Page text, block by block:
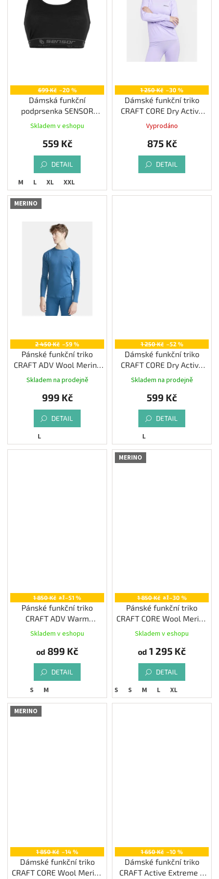
Přihlášení
699 Kč –20 %
Dámská funkční
podprsenka SENSOR
MERINO ACTIVE, černá
Skladem v eshopu
559 Kč
DETAIL
M L XL XXL
1 250 Kč –30 %
Dámské funkční triko
CRAFT CORE Dry Active
Comfort LS, fialová
Vyprodáno
875 Kč
DETAIL
MERINO
2 450 Kč –59 %
Pánské funkční triko
CRAFT ADV Wool Merino
RN LS, modrá
Skladem na prodejně
999 Kč
DETAIL
L
1 250 Kč –52 %
Dámské funkční triko
CRAFT CORE Dry Active
Comfort LS, zelená
Skladem na prodejně
599 Kč
DETAIL
L
1 850 Kč až–51 %
Pánské funkční triko
CRAFT ADV Warm
Intensity LS, zelenomodrá
Skladem v eshopu
od 899 Kč
DETAIL
S M
MERINO
1 850 Kč až–30 %
Pánské funkční triko
CRAFT CORE Wool Merino
LS, černá
Skladem v eshopu
od 1 295 Kč
DETAIL
XS S M L XL
MERINO
1 850 Kč –14 %
Dámské funkční triko
CRAFT CORE Wool Merino
1 650 Kč –10 %
Dámské funkční triko
CRAFT Active Extreme X